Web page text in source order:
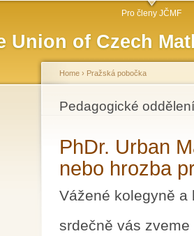
Union of Czech
Pro členy JČMF
You are here
Home › Pražská pobočka
Pedagogické
PhDr. Urban
nebo hrozba
Vážené kolegyně a
srdečně vás